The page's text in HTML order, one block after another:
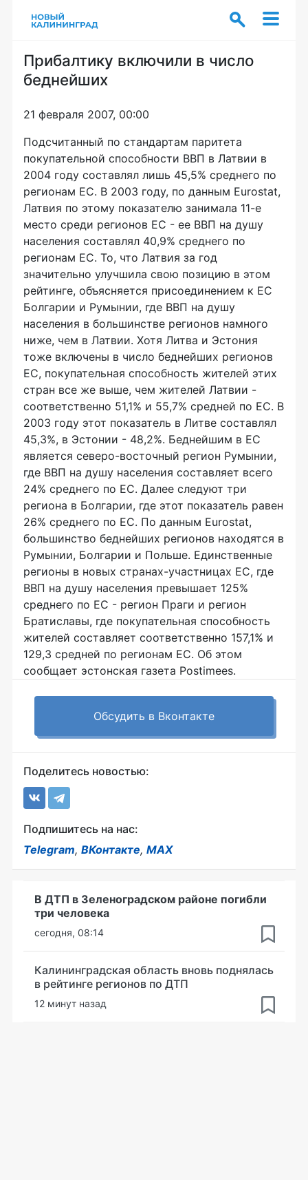
Прибалтику включили в число
беднейших
21 февраля 2007, 00:00
Подсчитанный по стандартам паритета
покупательной способности ВВП в Латвии в
2004 году составлял лишь 45,5% среднего по
регионам ЕС. В 2003 году, по данным Eurostat,
Латвия по этому показателю занимала 11-е
место среди регионов ЕС - ее ВВП на душу
населения составлял 40,9% среднего по
регионам ЕС. То, что Латвия за год
значительно улучшила свою позицию в этом
рейтинге, объясняется присоединением к ЕС
Болгарии и Румынии, где ВВП на душу
населения в большинстве регионов намного
ниже, чем в Латвии. Хотя Литва и Эстония
тоже включены в число беднейших регионов
ЕС, покупательная способность жителей этих
стран все же выше, чем жителей Латвии -
соответственно 51,1% и 55,7% средней по ЕС. В
2003 году этот показатель в Литве составлял
45,3%, в Эстонии - 48,2%. Беднейшим в ЕС
является северо-восточный регион Румынии,
где ВВП на душу населения составляет всего
24% среднего по ЕС. Далее следуют три
региона в Болгарии, где этот показатель равен
26% среднего по ЕС. По данным Eurostat,
большинство беднейших регионов находятся в
Румынии, Болгарии и Польше. Единственные
регионы в новых странах-участницах ЕС, где
ВВП на душу населения превышает 125%
среднего по ЕС - регион Праги и регион
Братиславы, где покупательная способность
жителей составляет соответственно 157,1% и
129,3 средней по регионам ЕС. Об этом
сообщает эстонская газета Postimees.
Обсудить в Вконтакте
Поделитесь новостью:
Подпишитесь на нас:
Telegram, ВКонтакте, MAX
В ДТП в Зеленоградском районе погибли
три человека
сегодня, 08:14
Калининградская область вновь поднялась
в рейтинге регионов по ДТП
12 минут назад